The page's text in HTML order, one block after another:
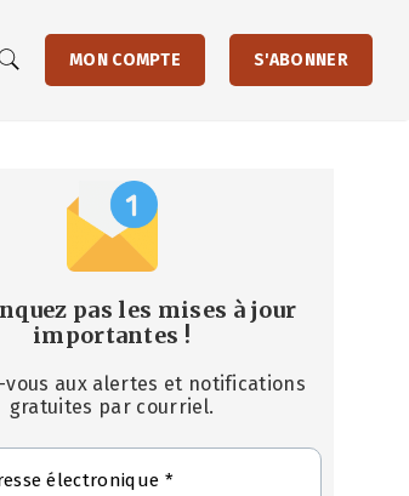
MON COMPTE S'ABONNER
pas les mises à jour
importantes !
vous aux alertes et notifications
gratuites par courriel.